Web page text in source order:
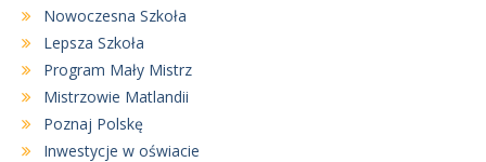
Nowoczesna Szkoła
Lepsza Szkoła
Program Mały Mistrz
Mistrzowie Matlandii
Poznaj Polskę
Inwestycje w oświacie